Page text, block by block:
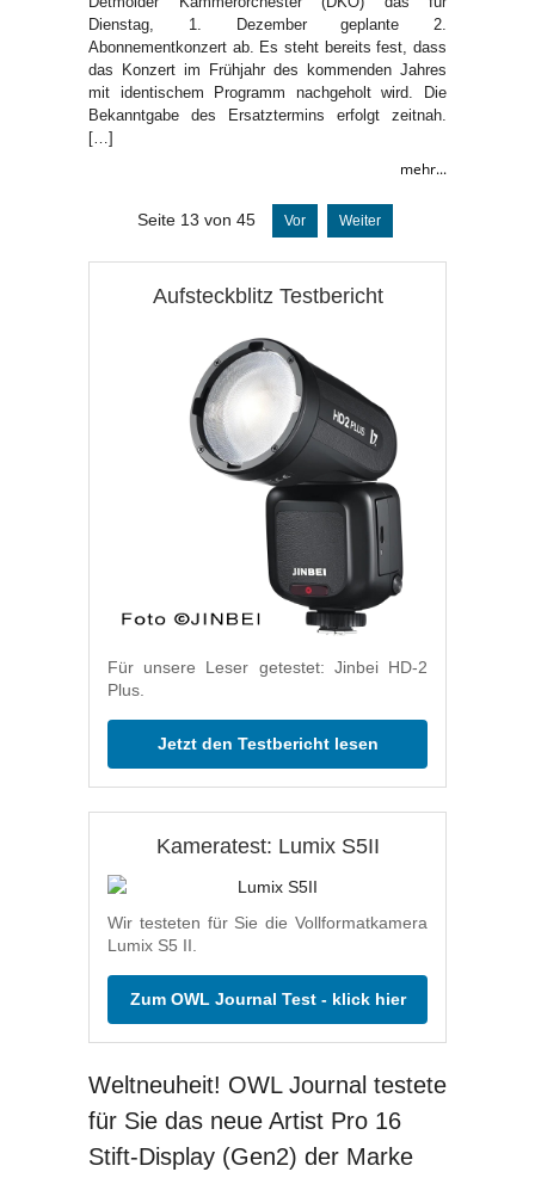
Dienstag, 1. Dezember geplante 2.
Abonnementkonzert ab. Es steht bereits fest, dass
das Konzert im Frühjahr des kommenden Jahres
mit identischem Programm nachgeholt wird. Die
Bekanntgabe des Ersatztermins erfolgt zeitnah.
[…]
mehr...
Seite 13 von 45 Vor Weiter
Aufsteckblitz Testbericht
Für unsere Leser getestet: Jinbei HD-2
Plus.
Jetzt den Testbericht lesen
Kameratest: Lumix S5II
Wir testeten für Sie die Vollformatkamera
Lumix S5 II.
Zum OWL Journal Test - klick hier
Weltneuheit! OWL Journal testete
für Sie das neue Artist Pro 16
Stift-Display (Gen2) der Marke